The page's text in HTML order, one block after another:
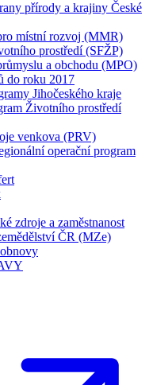
přírody a krajiny České
místní rozvoj (MMR)
prostředí (SFŽP)
a obchodu (MPO)
do roku 2017
Jihočeského kraje
Životního prostředí
venkova (PRV)
operační program
zdroje a zaměstnanost
ČR (MZe)